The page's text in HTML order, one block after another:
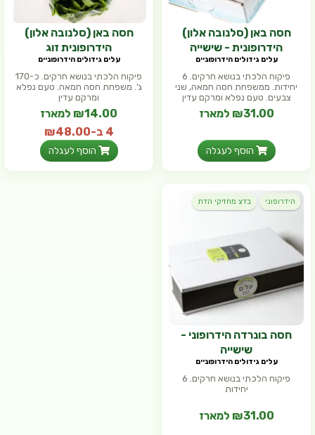
חסה באן (סלנובה אלון)
הידרופונית - שישייה
עלים גידולים הידרופוניים
פיקוח הלכתי בנושא חרקים. 6
יחידות. ממשפחת חסה חמאה, שני
צבעים. טעם נפלא ומרקם עדין
₪31.00 למארז
הוסף לעגלה
חסה באן (סלנובה אלון)
הידרופונית זוג
עלים גידולים הידרופוניים
פיקוח הלכתי בנושא חרקים. כ-170
ג'. משפחת חסה חמאה. טעם נפלא
ומרקם עדין
₪14.00 למארז
4 ב-₪48.00
הוסף לעגלה
הידרופוני בדצ מחזיקי הדת
חסה בונרדה הידרופוני -
שישייה
עלים גידולים הידרופוניים
פיקוח הלכתי בנושא חרקים. 6
יחידות
₪31.00 למארז